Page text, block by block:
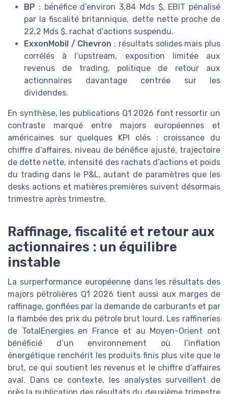
BP : bénéfice d’environ 3,84 Mds $, EBIT pénalisé
par la fiscalité britannique, dette nette proche de
22,2 Mds $, rachat d’actions suspendu.
ExxonMobil / Chevron : résultats solides mais plus
corrélés à l’upstream, exposition limitée aux
revenus de trading, politique de retour aux
actionnaires davantage centrée sur les
dividendes.
En synthèse, les publications Q1 2026 font ressortir un
contraste marqué entre majors européennes et
américaines sur quelques KPI clés : croissance du
chiffre d’affaires, niveau de bénéfice ajusté, trajectoire
de dette nette, intensité des rachats d’actions et poids
du trading dans le P&L, autant de paramètres que les
desks actions et matières premières suivent désormais
trimestre après trimestre.
Raffinage, fiscalité et retour aux
actionnaires : un équilibre
instable
La surperformance européenne dans les résultats des
majors pétrolières Q1 2026 tient aussi aux marges de
raffinage, gonflées par la demande de carburants et par
la flambée des prix du pétrole brut lourd. Les raffineries
de TotalEnergies en France et au Moyen-Orient ont
bénéficié d’un environnement où l’inflation
énergétique renchérit les produits finis plus vite que le
brut, ce qui soutient les revenus et le chiffre d’affaires
aval. Dans ce contexte, les analystes surveillent de